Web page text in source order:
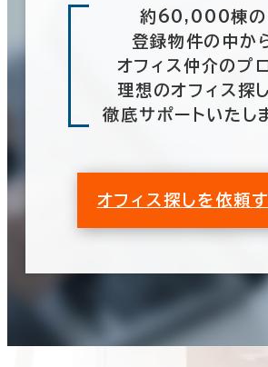
約60,000棟の
登録物件の中か
オフィス仲介のプ
理想のオフィス探
徹底サポートいたし
オフィス探しを依頼